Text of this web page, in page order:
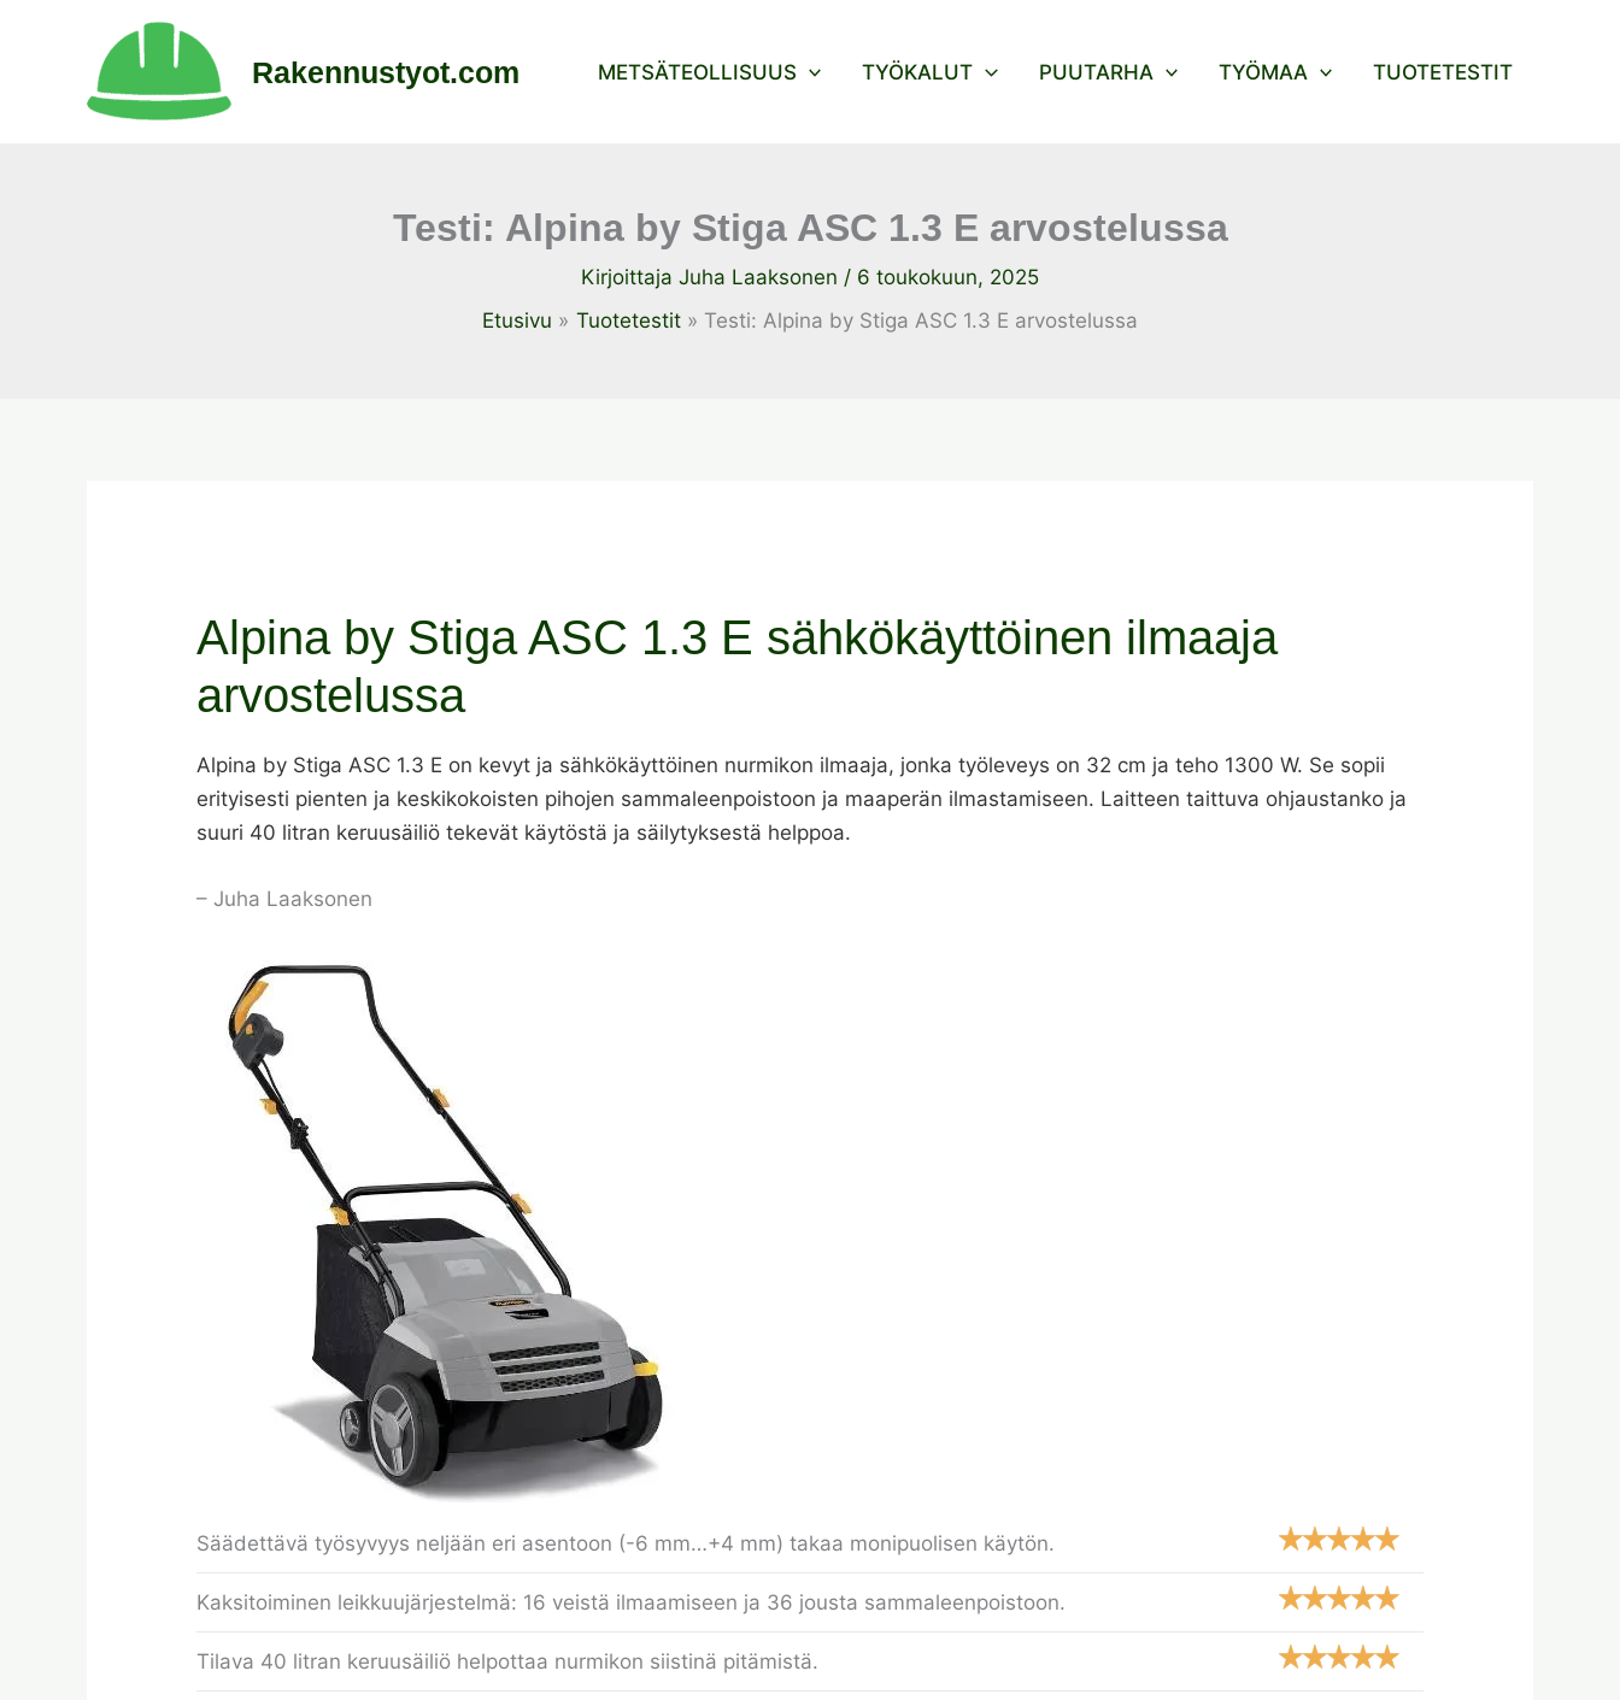
Rakennustyot.com METSÄTEOLLISUUS TYÖKALUT PUUTARHA TYÖMAA TUOTETESTIT
Testi: Alpina by Stiga ASC 1.3 E arvostelussa
Kirjoittaja Juha Laaksonen / 6 toukokuun, 2025
Etusivu
Tuotetestit Testi: Alpina by Stiga ASC 1.3 E arvostelussa
Alpina by Stiga ASC 1.3 E sähkökäyttöinen ilmaaja
arvostelussa
Alpina by Stiga ASC 1.3 E on kevyt ja sähkökäyttöinen nurmikon ilmaaja, jonka työleveys on 32 cm ja teho 1300 W. Se sopii
erityisesti pienten ja keskikokoisten pihojen sammaleenpoistoon ja maaperän ilmastamiseen. Laitteen taittuva ohjaustanko ja
suuri 40 litran keruusäiliö tekevät käytöstä ja säilytyksestä helppoa.
– Juha Laaksonen
Säädettävä työsyvyys neljään eri asentoon (-6 mm…+4 mm) takaa monipuolisen käytön.
Kaksitoiminen leikkuujärjestelmä: 16 veistä ilmaamiseen ja 36 jousta sammaleenpoistoon.
Tilava 40 litran keruusäiliö helpottaa nurmikon siistinä pitämistä.